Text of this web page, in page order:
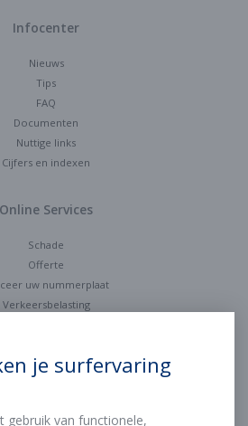
Infocenter
Nieuws
Tips
FAQ
Documenten
Nuttige links
Cijfers en indexen
Online Services
Schade
Offerte
uw nummerplaat
Verkeersbelasting
je surfervaring
gebruik van functionele,